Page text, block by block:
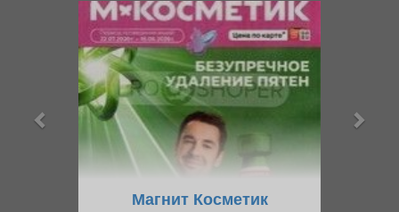
Магнит Косметик